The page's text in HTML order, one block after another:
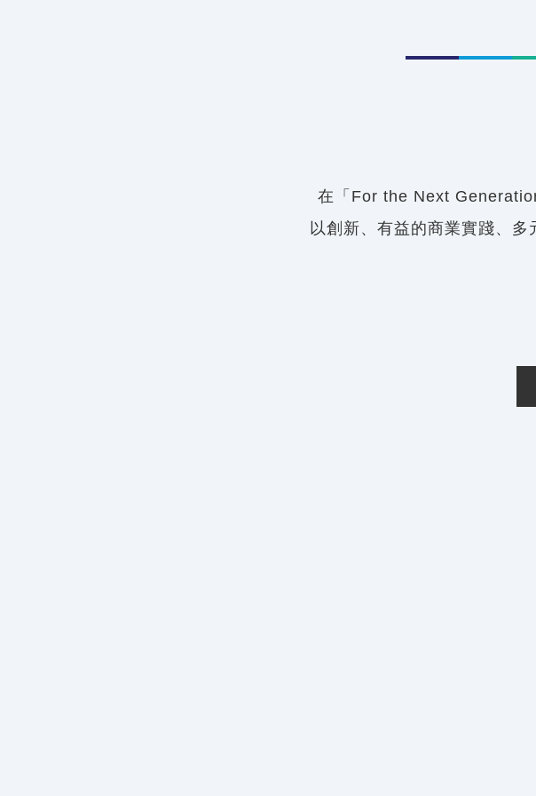
在「For the Next
以創新、有益的商業實踐、多